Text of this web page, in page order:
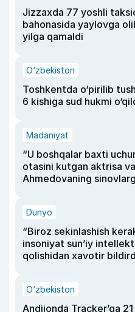
Jizzaxda 77 yoshli
bahonasida yaylovga
yilga qamaldi
O‘zbekiston
Toshkentda o‘pirilib
6 kishiga sud hukmi
Madaniyat
“U boshqalar baxti
otasini kutgan aktrisa
Ahmedovaning
Dunyo
“Biroz sekinlashish
insoniyat sun’iy
qolishidan xavotir
O‘zbekiston
Andijonda Tracker’ga